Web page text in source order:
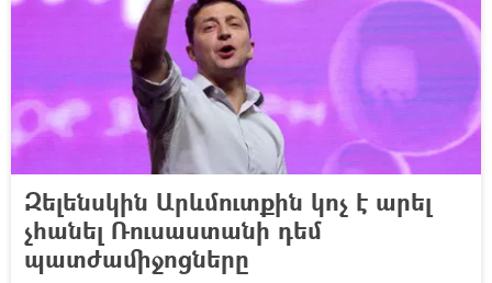
Զելենսկին Արևմուտքին կոչ է արել
չհանել Ռուսաստանի դեմ
պատժամիջոցները